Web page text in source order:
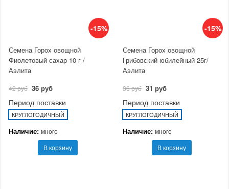
-15%
Семена Горох овощной
Фиолетовый сахар 10 г /
Аэлита
42 руб 36 руб
Период поставки
КРУГЛОГОДИЧНЫЙ
Наличие: много
В корзину
-15%
Семена Горох овощной
Грибовский юбилейный 25г/
Аэлита
36 руб 31 руб
Период поставки
КРУГЛОГОДИЧНЫЙ
Наличие: много
В корзину